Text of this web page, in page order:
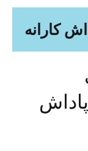
کارانه